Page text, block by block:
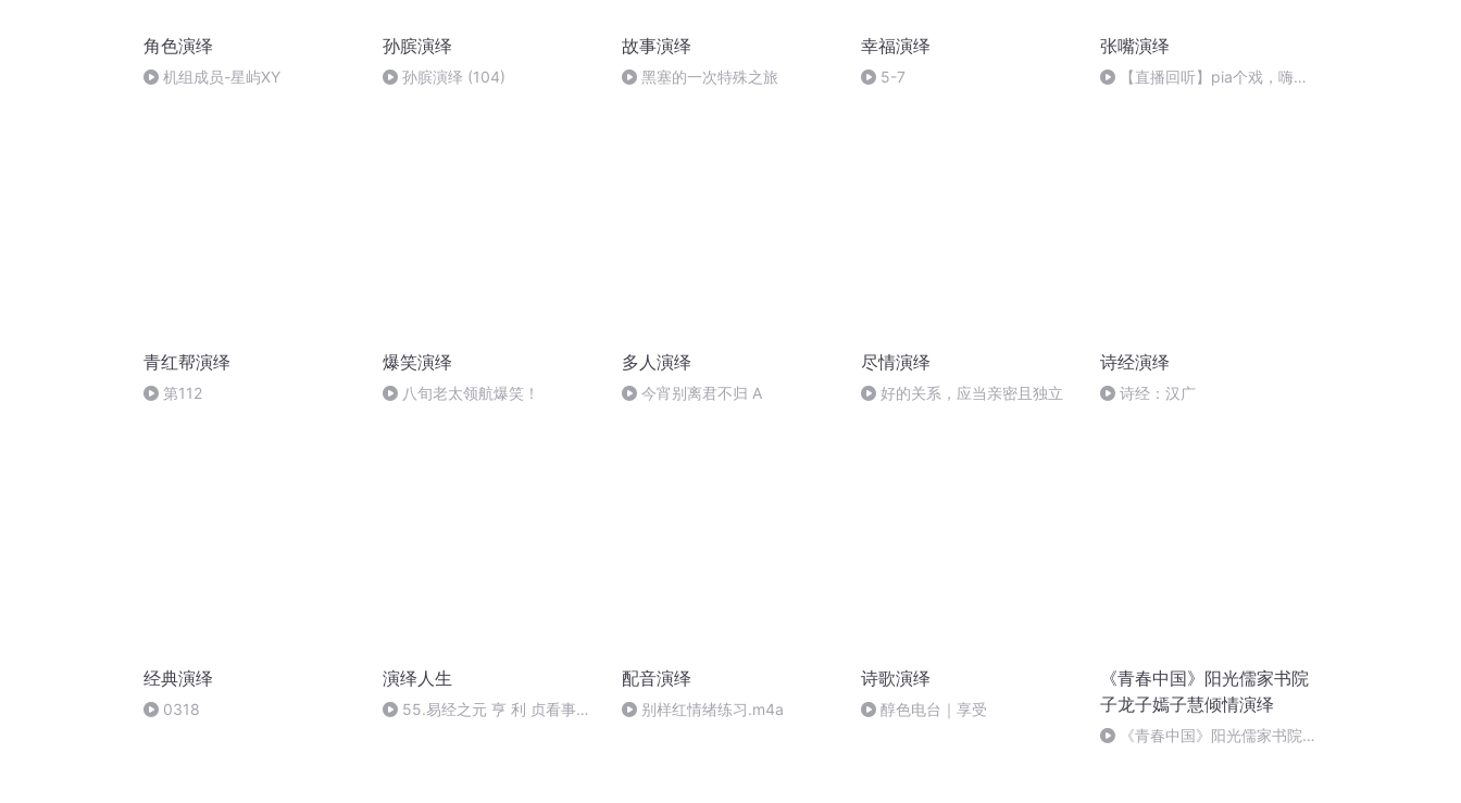
角色演绎
机组成员-星屿XY
孙膑演绎
孙膑演绎 (104)
故事演绎
黑塞的一次特殊之旅
幸福演绎
5-7
张嘴演绎
【直播回听】pia个戏，嗨一
青红帮演绎
第112
爆笑演绎
八旬老太领航爆笑！
多人演绎
今宵别离君不归 A
尽情演绎
好的关系，应当亲密且独立
诗经演绎
诗经：汉广
经典演绎
0318
演绎人生
55.易经之元 亨 利 贞看事业
配音演绎
别样红情绪练习.m4a
诗歌演绎
醇色电台｜享受
《青春中国》阳光儒家书院
子龙子嫣子慧倾情演绎
《青春中国》阳光儒家书院子